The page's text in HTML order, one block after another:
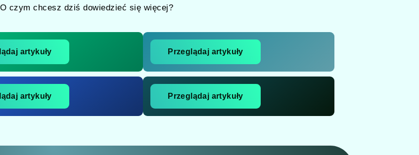
O czym chcesz dziś dowiedzieć się więcej?
artykuły Przeglądaj artykuły
artykuły Przeglądaj artykuły